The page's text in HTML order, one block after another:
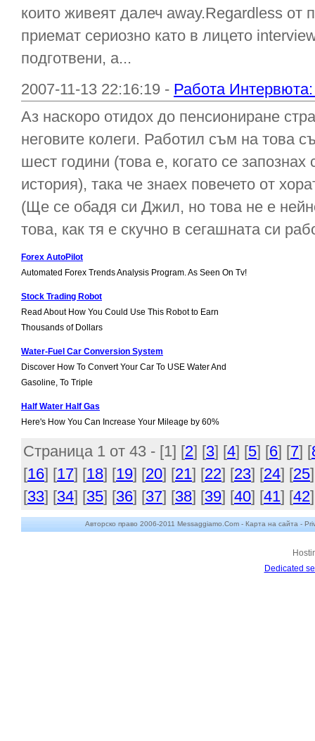
които живеят далеч away.Regardless от
приемат сериозно като в лицето
подготвени, а...
2007-11-13 22:16:19 - Работа
Аз наскоро отидох до пенсиониране
неговите колеги. Работил съм на това
шест години (това е, когато се запознах
история), така че знаех повечето от
(Ще се обадя си Джил, но това не е
това, как тя е скучно в сегашната си
Forex AutoPilot
Automated Forex Trends Analysis Program. As Seen On Tv!
Stock Trading Robot
Read About How You Could Use This Robot to Earn
Thousands of Dollars
Water-Fuel Car Conversion System
Discover How To Convert Your Car To USE Water And
Gasoline, To Triple
Half Water Half Gas
Here's How You Can Increase Your Mileage by 60%
Страница 1 от 43 - [1] [2] [3] [4] [5] [6] [7] [
[16] [17] [18] [19] [20] [21] [22] [23] [24] [25
[33] [34] [35] [36] [37] [38] [39] [40] [41] [42
Авторско право 2006-2011 Messaggiamo.Com - Карта на сайта -
Dedicated